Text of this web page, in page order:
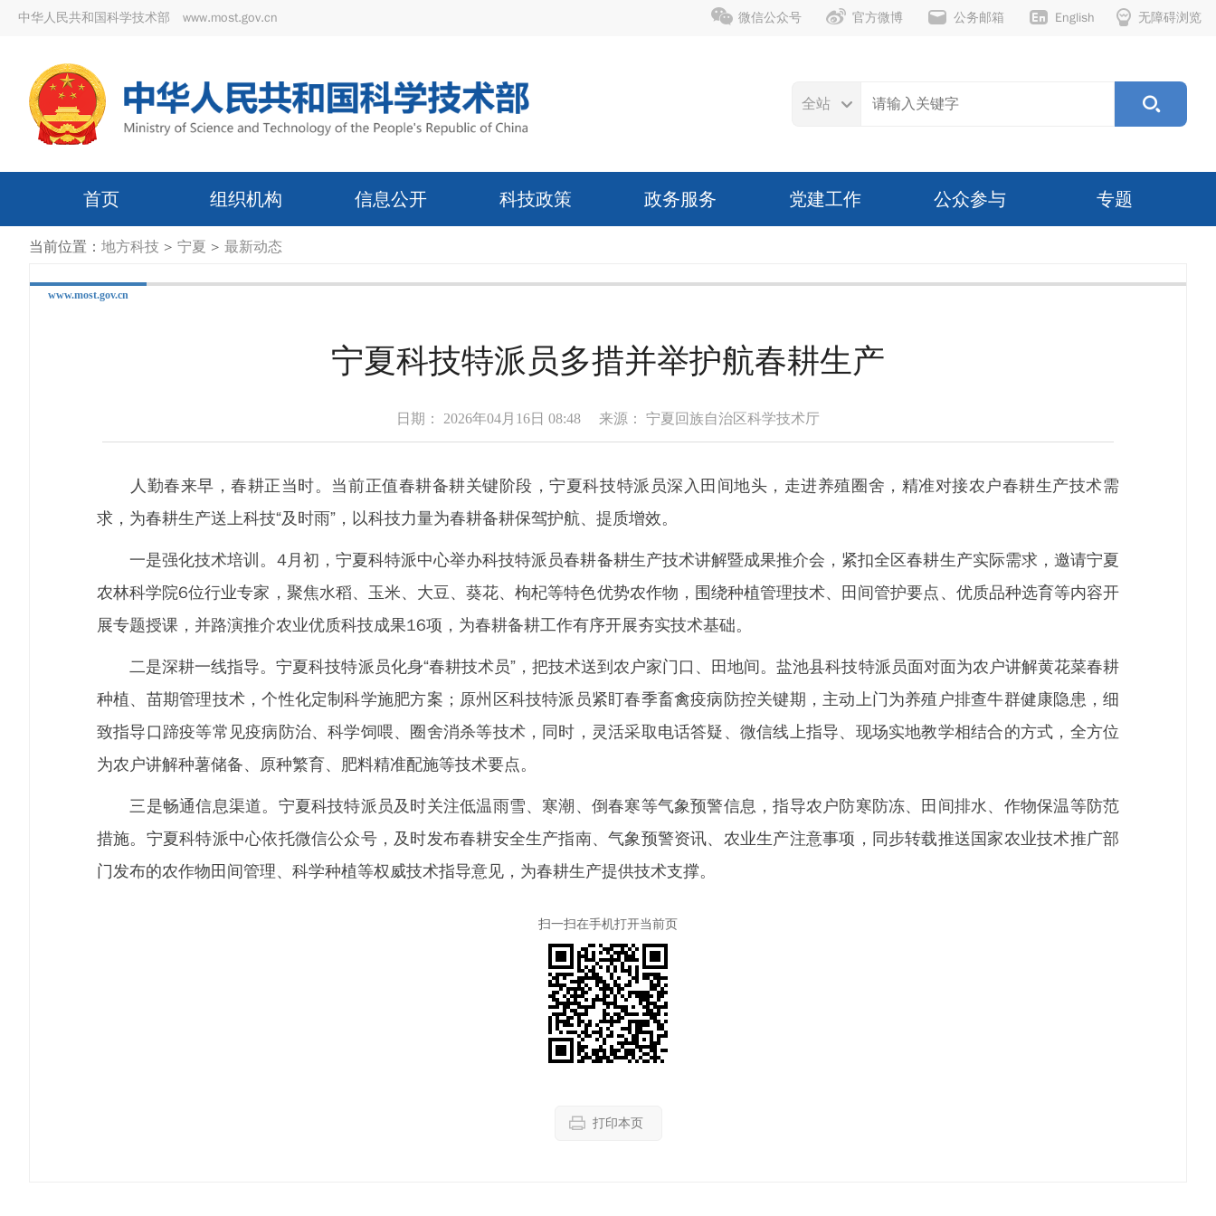
中华人民共和国科学技术部 www.most.gov.cn 无障碍浏览
English
公务邮箱
官方微博
微信公众号
全站
首页 组织机构 信息公开 科技政策 政务服务 党建工作 公众参与 专题
当前位置： 地方科技 > 宁夏 > 最新动态
www.most.gov.cn
宁夏科技特派员多措并举护航春耕生产
日期： 2026年04月16日 08:48 来源： 宁夏回族自治区科学技术厅
人勤春来早，春耕正当时。当前正值春耕备耕关键阶段，宁夏科技特派员深入田间地头，走进养殖圈舍，精准对接农户春耕生产技术需
求，为春耕生产送上科技“及时雨”，以科技力量为春耕备耕保驾护航、提质增效。
一是强化技术培训。4月初，宁夏科特派中心举办科技特派员春耕备耕生产技术讲解暨成果推介会，紧扣全区春耕生产实际需求，邀请宁夏
农林科学院6位行业专家，聚焦水稻、玉米、大豆、葵花、枸杞等特色优势农作物，围绕种植管理技术、田间管护要点、优质品种选育等内容开
展专题授课，并路演推介农业优质科技成果16项，为春耕备耕工作有序开展夯实技术基础。
二是深耕一线指导。宁夏科技特派员化身“春耕技术员”，把技术送到农户家门口、田地间。盐池县科技特派员面对面为农户讲解黄花菜春耕
种植、苗期管理技术，个性化定制科学施肥方案；原州区科技特派员紧盯春季畜禽疫病防控关键期，主动上门为养殖户排查牛群健康隐患，细
致指导口蹄疫等常见疫病防治、科学饲喂、圈舍消杀等技术，同时，灵活采取电话答疑、微信线上指导、现场实地教学相结合的方式，全方位
为农户讲解种薯储备、原种繁育、肥料精准配施等技术要点。
三是畅通信息渠道。宁夏科技特派员及时关注低温雨雪、寒潮、倒春寒等气象预警信息，指导农户防寒防冻、田间排水、作物保温等防范
措施。宁夏科特派中心依托微信公众号，及时发布春耕安全生产指南、气象预警资讯、农业生产注意事项，同步转载推送国家农业技术推广部
门发布的农作物田间管理、科学种植等权威技术指导意见，为春耕生产提供技术支撑。
扫一扫在手机打开当前页
打印本页